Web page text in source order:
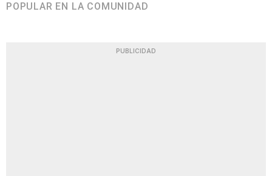
POPULAR EN LA COMUNIDAD
PUBLICIDAD